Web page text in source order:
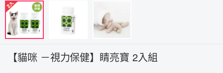
【貓咪 －視力保健】睛亮寶 2入組